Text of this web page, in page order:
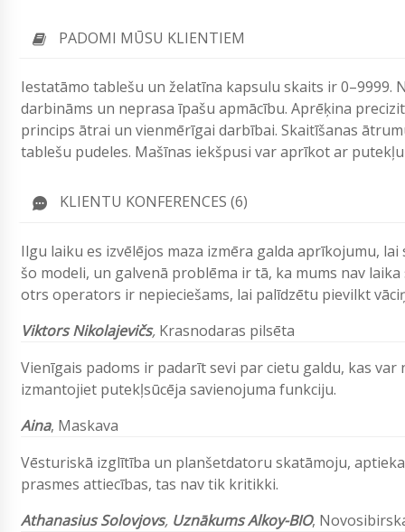
PADOMI MŪSU KLIENTIEM
Iestatāmo tablešu un želatīna kapsulu skaits ir 0–9999.
darbināms un neprasa īpašu apmācību. Aprēķina
princips ātrai un vienmērīgai darbībai. Skaitīšanas
tablešu pudeles. Mašīnas iekšpusi var aprīkot ar
KLIENTU KONFERENCES (6)
Ilgu laiku es izvēlējos maza izmēra galda aprīkojumu,
šo modeli, un galvenā problēma ir tā, ka mums nav
otrs operators ir nepieciešams, lai palīdzētu pievilkt
Viktors Nikolajevičs, Krasnodaras pilsēta
Vienīgais padoms ir padarīt sevi par cietu galdu, kas
izmantojiet putekļsūcēja savienojuma funkciju.
Aina, Maskava
Vēsturiskā izglītība un planšetdatoru skatāmoju,
prasmes attiecības, tas nav tik kritikki.
Athanasius Solovjovs, Uznākums Alkoy-BIO,